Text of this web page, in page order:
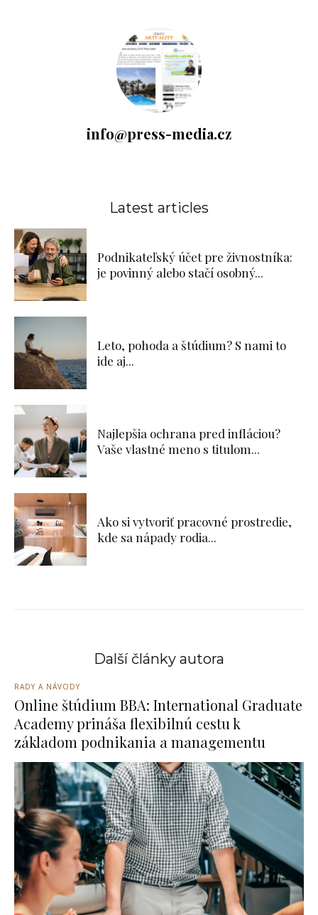
info@press-media.cz
Latest articles
Podnikateľský účet pre živnostníka:
je povinný alebo stačí osobný...
Leto, pohoda a štúdium? S nami to
ide aj...
Najlepšia ochrana pred infláciou?
Vaše vlastné meno s titulom...
Ako si vytvoriť pracovné prostredie,
kde sa nápady rodia...
Další články autora
RADY A NÁVODY
Online štúdium BBA: International Graduate
Academy prináša flexibilnú cestu k
základom podnikania a managementu